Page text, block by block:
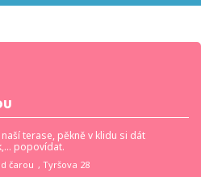
terase, pěkně v klidu si dát
popovídat.
čarou , Tyršova 28